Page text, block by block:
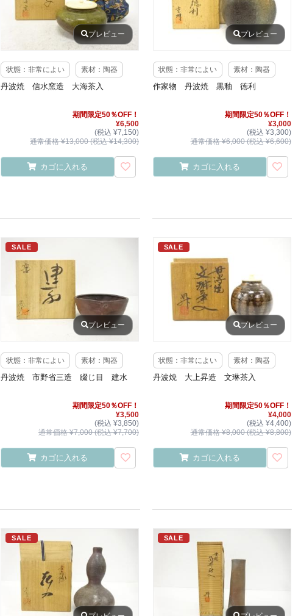
プレビュー
状態：非常によい 素材：陶器
丹波焼 信水窯造 大海茶入
期間限定50％OFF！
¥6,500
(税込 ¥7,150)
通常価格 ¥13,000 (税込 ¥14,300)
カゴに入れる
プレビュー
状態：非常によい 素材：陶器
作家物 丹波焼 黒釉 徳利
期間限定50％OFF！
¥3,000
(税込 ¥3,300)
通常価格 ¥6,000 (税込 ¥6,600)
カゴに入れる
SALE
プレビュー
状態：非常によい 素材：陶器
丹波焼 市野省三造 綴じ目 建水
期間限定50％OFF！
¥3,500
(税込 ¥3,850)
通常価格 ¥7,000 (税込 ¥7,700)
カゴに入れる
SALE
プレビュー
状態：非常によい 素材：陶器
丹波焼 大上昇造 文琳茶入
期間限定50％OFF！
¥4,000
(税込 ¥4,400)
通常価格 ¥8,000 (税込 ¥8,800)
カゴに入れる
SALE SALE